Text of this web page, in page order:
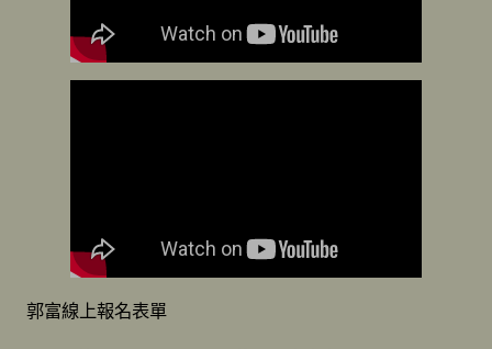
郭富線上報名表單